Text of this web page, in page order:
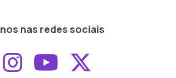
nas redes sociais
ao
Aceder ao
Aceder ao